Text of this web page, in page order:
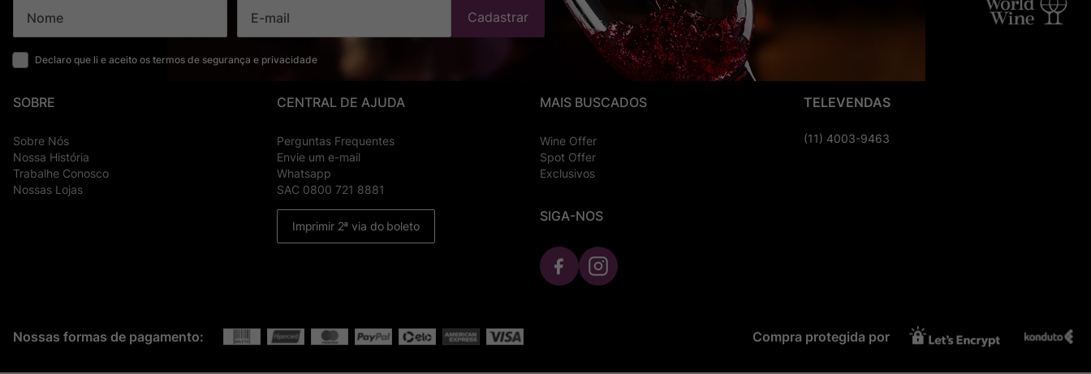
Declaro que li e aceito os termos de segurança e privacidade
Cadastrar
SOBRE
Sobre Nós
Nossa História
Trabalhe Conosco
Nossas Lojas
CENTRAL DE AJUDA
Perguntas Frequentes
Envie um e-mail
Whatsapp
SAC 0800 721 8881
Imprimir 2ª via do boleto
MAIS BUSCADOS
Wine Offer
Spot Offer
Exclusivos
SIGA-NOS
TELEVENDAS
(11) 4003-9463
Nossas formas de pagamento: Compra protegida por